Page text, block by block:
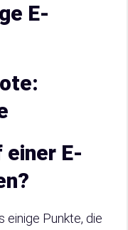
E-
einer E-
einige Punkte, die